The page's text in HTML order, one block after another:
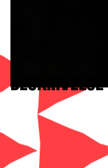
BESKRIVELSE